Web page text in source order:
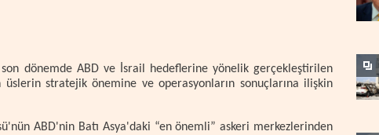
dönemde ABD ve İsrail hedeflerine yönelik gerçekleştirilen
üslerin stratejik önemine ve operasyonların sonuçlarına ilişkin
ABD'nin Batı Asya'daki “en önemli” askeri merkezlerinden